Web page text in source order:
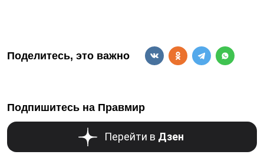
Поделитесь, это важно
Подпишитесь на Правмир
Перейти в Дзен